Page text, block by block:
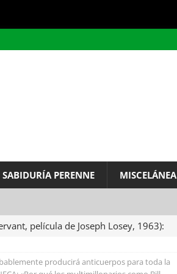
SABIDURÍA PERENNE MISCELÁNEA
película de Joseph Losey, 1963):
por Baruch de Spinoza (Carta de
producirá anticuerpos para toda la